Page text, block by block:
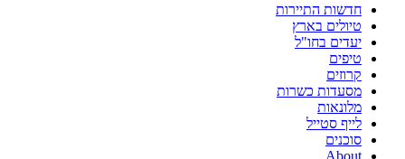
חדשות התיירות
טיולים בארץ
יעדים בחו"ל
טיפים
קרוזים
מסעדות כשרות
מלונאות
לייף סטייל
סוכנים
About